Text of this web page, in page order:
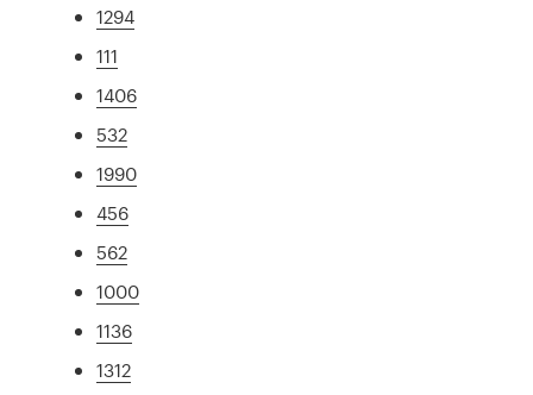
1294
111
1406
532
1990
456
562
1000
1136
1312